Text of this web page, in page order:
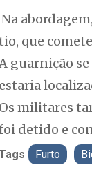
Na
que
guarnição
estaria
Os militares
detido e
Furto